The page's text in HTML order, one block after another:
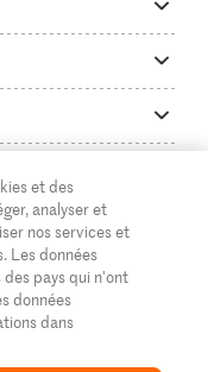
et des
analyser et
nos services et
Les données
pays qui n'ont
données
dans